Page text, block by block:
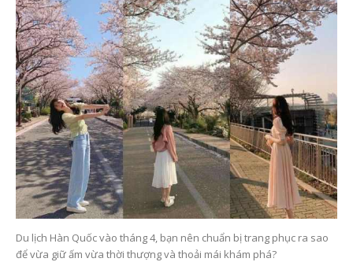
Du lịch Hàn Quốc vào tháng 4, bạn nên chuẩn bị trang phục ra sao
để vừa giữ ấm vừa thời thượng và thoải mái khám phá?